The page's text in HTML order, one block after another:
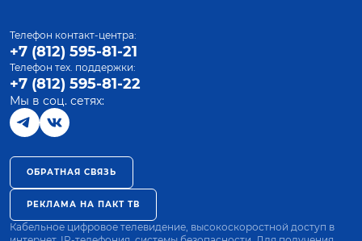
Телефон контакт-центра:
+7 (812) 595-81-21
Телефон тех. поддержки:
+7 (812) 595-81-22
Мы в соц. сетях:
ОБРАТНАЯ СВЯЗЬ
РЕКЛАМА НА ПАКТ ТВ
Кабельное цифровое телевидение, высокоскоростной доступ в